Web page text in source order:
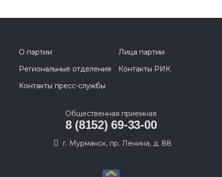
О партии
Лица партии
Региональные отделения
Контакты РИК
Контакты пресс-службы
Общественная приемная
8 (8152) 69-33-00
г. Мурманск, пр. Ленина, д. 88